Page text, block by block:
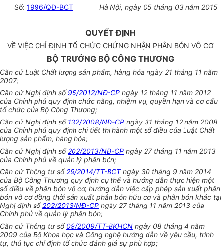
Số: 1996/QĐ-BCT Hà Nội, ngày 05 tháng 03 năm 2015
QUYẾT ĐỊNH
VỀ VIỆC CHỈ ĐỊNH TỔ CHỨC CHỨNG NHẬN PHÂN BÓN VÔ CƠ
BỘ TRƯỞNG BỘ CÔNG THƯƠNG
Căn cứ Luật Chất lượng sản phẩm, hàng hóa ngày 21 tháng 11 năm
2007;
Căn cứ Nghị định số95/2012/NĐ-CP ngày 12 tháng 11 năm 2012
của Chính phủ quy định chức năng, nhiệm vụ, quyền hạn và cơ cấu
tổ chức của Bộ Công Thương;
Căn cứ Nghị định số132/2008/NĐ-CP ngày 31 tháng 12 năm 2008
của Chính phủ quy định chi tiết thi hành một số điều của Luật Chất
lượng sản phẩm, hàng hóa;
Căn cứ Nghị định số202/2013/NĐ-CP ngày 27 tháng 11 năm 2013
của Chính phủ về quản lý phân bón;
Căn cứ Thông tư số29/2014/TT-BCTngày 30 tháng 9 năm 2014
của Bộ Công Thương quy định cụ thể và hướng dẫn thực hiện một
số điều về phân bón vô cơ, hướng dẫn việc cấp phép sản xuất phân
bón vô cơ đồng thời sản xuất phân bón hữu cơ và phân bón khác tại
Nghị định số202/2013/NĐ-CP ngày 27 tháng 11 năm 2013 của
Chính phủ về quản lý phân bón;
Căn cứ Thông tư số09/2009/TT-BKHCN ngày 08 tháng 4 năm
2009 của Bộ Khoa học và Công nghệ hướng dẫn về yêu cầu, trình
tự, thủ tục chỉ định tổ chức đánh giá sự phù hợp;